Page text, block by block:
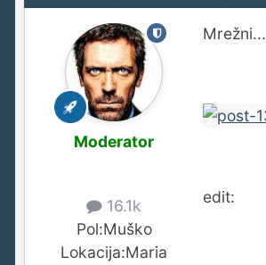
Moderator
16.1k
Pol:Muško
Lokacija:Maria
Mrežni...
edit: